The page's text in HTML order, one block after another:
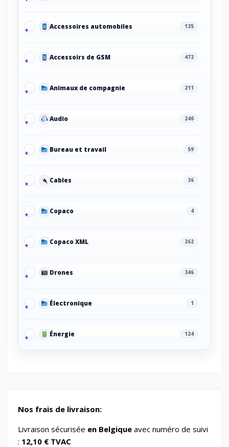
Accessoires automobiles 135
Accessoirs de GSM 472
Animaux de compagnie 211
Audio 240
Bureau et travail 59
Cables 36
Copaco 4
Copaco XML 262
Drones 346
Électronique 1
Énergie 124
screen protectors/For smartwatches
1
Nos frais de livraison:
Livraison sécurisée en Belgique avec numéro de suivi
: 12,10 € TVAC